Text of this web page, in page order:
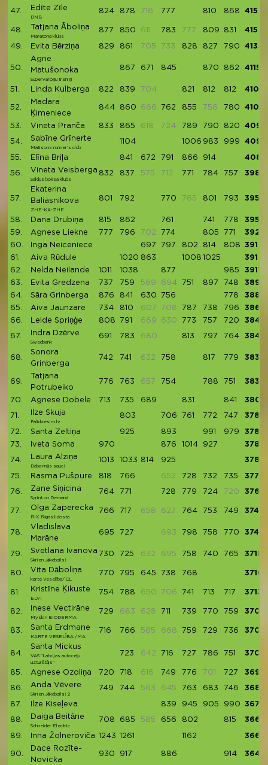
47. Edīte Zīle
DNB
824 878 716 777 810 868 4157
48. Tatjana Āboliņa
Maratona klubs
877 850 611 783 777 809 831 4150
49. Evita Bērziņa 829 861 705 733 828 827 790 4135
50.
Agne
Matušonoka
Supervaroņu treniņi
867 671 845 870 862 4115
51. Linda Kulberga 822 839 704 821 812 812 4106
52.
Madara
Ķimeniece
844 860 666 762 855 756 780 4101
53. Vineta Pranča 833 865 618 724 789 790 820 4097
54. Sabīne Grīnerte
Matisons runner's club
1104 1006 983 999 4092
55. Elīna Briļa 841 672 791 866 914 4084
56. Vineta Veisberga
Saldus boksa klubs
832 837 575 712 771 784 757 3981
57.
Ekaterina
Baliasnikova
ZHE-KA-ZHE
801 792 770 765 801 793 3957
58. Dana Drubiņa 815 862 761 741 778
3957
59.
Agnese Liekne 777 796 702 774 805 771
3923
60.
Inga Neiceniece 697 797 802 814 808
3918
61.
Aiva Rūdule 1020 863 1008 1025
3916
62.
Nelda Neilande 1011 1038 877 985
3911
63.
Evita Gredzena 737 759 569 694 751 897 748
3892
64.
Sāra Grinberga 876 841 630 756 778
3881
65.
Aiva Jaunzare 734 810 607 708 787 738 796
3865
66.
Lelde Spriņģe 808 791 669 630 773 757 720 3849
67. Indra Dzērve
Swedbank
691 783 680 813 797 764 3848
68.
Sonora
Grinberga
742 741 632 758 817 779 3837
69.
Tatjana
Potrubeiko
776 763 657 754 788 751 3832
70. Agnese Dobele 713 735 689 831 841 3809
71. Ilze Skuja
Palidzesim.lv
803 706 761 772 747 3789
72. Santa Zeltiņa 925 893 991 979
3788
73.
Iveta Soma 970 876 1014 927 3787
74. Laura Alziņa
Daba mūs sauc!
1013 1033 814 925 3785
75. Rasma Pušpure 818 766 652 728 732 735 3779
76. Zane Siņicina
Sprint on Demand
764 771 728 779 724 720 3766
77. Olga Zaperecka
RIX Rīgas lidosta
766 717 658 627 764 753 749 3749
78.
Vladislava
Marāne
695 727 693 798 758 770 3748
79. Svetlana Ivanova
Skrien Jēkabpils!
730 725 632 695 758 740 765 3718
80. Vita Dāboliņa
karte Veselība/ CL
770 795 645 738 768 3716
81. Kristīne Ķikuste
ELVI
754 788 650 706 741 713 717 3713
82. Inese Vectirāne
Myskin BIODERMA
729 683 628 711 739 770 759 3708
83. Santa Erdmane
KARTE VESELĪBA /MA
716 766 585 668 759 729 736 3706
84.
Santa Mickus
VAS "Latvijas autoceļu
uzturētājs"
723 642 716 727 786 751 3703
85. Agnese Ozoliņa 720 718 616 749 776 701 727 3690
86. Anda Vēvere
Skrien Jēkabpils! 2
749 744 563 645 763 683 746 3685
87. Ilze Kiseļeva 839 945 905 990 3679
88. Daiga Beitāne
Schneider Electric
708 685 585 656 802 815 3666
89. Inna Žolneroviča 1243 1261 1162 3666
90.
Dace Rozīte-
Novicka
930 917 886 914 3647